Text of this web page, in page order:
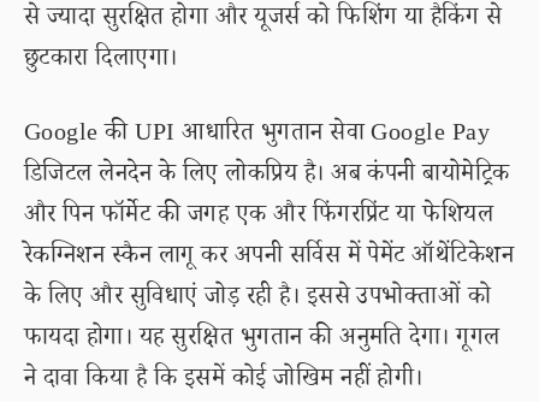
से ज्यादा सुरक्षित होगा और यूजर्स को फिशिंग या हैकिंग से
छुटकारा दिलाएगा।
Google की UPI आधारित भुगतान सेवा Google Pay
डिजिटल लेनदेन के लिए लोकप्रिय है। अब कंपनी बायोमेट्रिक
और पिन फॉर्मेट की जगह एक और फिंगरप्रिंट या फेशियल
रेकग्निशन स्कैन लागू कर अपनी सर्विस में पेमेंट ऑथेंटिकेशन
के लिए और सुविधाएं जोड़ रही है। इससे उपभोक्ताओं को
फायदा होगा। यह सुरक्षित भुगतान की अनुमति देगा। गूगल
ने दावा किया है कि इसमें कोई जोखिम नहीं होगी।